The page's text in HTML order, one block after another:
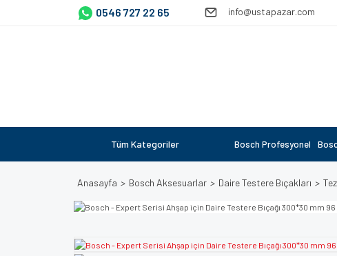
0546 727 22 65 info@ustapazar.com
Tüm Kategoriler Bosch Profesyonel
Anasayfa Bosch Aksesuarlar Daire Testere Bıçakları